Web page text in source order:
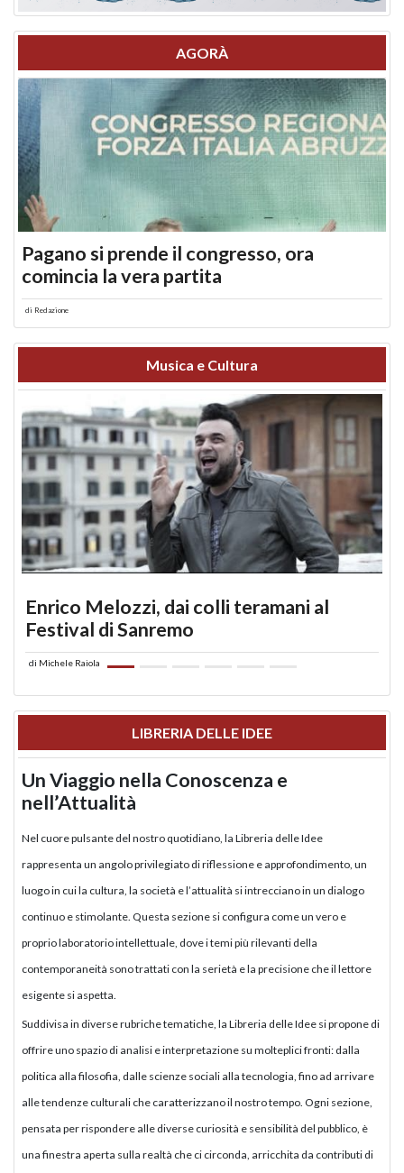
AGORÀ
Pagano si prende il congresso, ora
comincia la vera partita
di Redazione
Musica e Cultura
Enrico Melozzi, dai colli teramani al
Festival di Sanremo
di Michele Raiola
LIBRERIA DELLE IDEE
Un Viaggio nella Conoscenza e
nell’Attualità
Nel cuore pulsante del nostro quotidiano, la Libreria delle Idee
rappresenta un angolo privilegiato di riflessione e approfondimento, un
luogo in cui la cultura, la società e l’attualità si intrecciano in un dialogo
continuo e stimolante. Questa sezione si configura come un vero e
proprio laboratorio intellettuale, dove i temi più rilevanti della
contemporaneità sono trattati con la serietà e la precisione che il lettore
esigente si aspetta.
Suddivisa in diverse rubriche tematiche, la Libreria delle Idee si propone di
offrire uno spazio di analisi e interpretazione su molteplici fronti: dalla
politica alla filosofia, dalle scienze sociali alla tecnologia, fino ad arrivare
alle tendenze culturali che caratterizzano il nostro tempo. Ogni sezione,
pensata per rispondere alle diverse curiosità e sensibilità del pubblico, è
una finestra aperta sulla realtà che ci circonda, arricchita da contributi di